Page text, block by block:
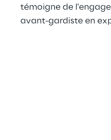
témoigne de
avant-gardiste en